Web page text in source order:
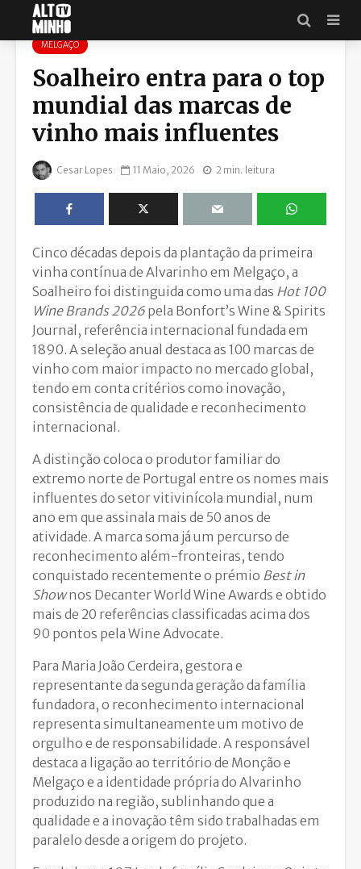
MELGAÇO
Soalheiro entra para o top
mundial das marcas de
vinho mais influentes
Cesar Lopes 11 Maio, 2026 2 min. leitura
Cinco décadas depois da plantação da primeira
vinha contínua de Alvarinho em Melgaço, a
Soalheiro foi distinguida como uma das Hot 100
Wine Brands 2026 pela Bonfort’s Wine & Spirits
Journal , referência internacional fundada em
1890. A seleção anual destaca as 100 marcas de
vinho com maior impacto no mercado global,
tendo em conta critérios como inovação,
consistência de qualidade e reconhecimento
internacional.
A distinção coloca o produtor familiar do
extremo norte de Portugal entre os nomes mais
influentes do setor vitivinícola mundial, num
ano em que assinala mais de 50 anos de
atividade. A marca soma já um percurso de
reconhecimento além-fronteiras, tendo
conquistado recentemente o prémio Best in
Shownos Decanter World Wine Awards e obtido
mais de 20 referências classificadas acima dos
90 pontos pela Wine Advocate.
Para Maria João Cerdeira, gestora e
representante da segunda geração da família
fundadora, o reconhecimento internacional
representa simultaneamente um motivo de
orgulho e de responsabilidade. A responsável
destaca a ligação ao território de Monção e
Melgaço e a identidade própria do Alvarinho
produzido na região, sublinhando que a
qualidade e a inovação têm sido trabalhadas em
paralelo desde a origem do projeto.